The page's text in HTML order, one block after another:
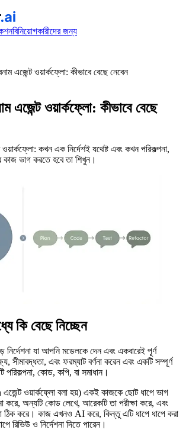
বিনিয়োগকারীদের জন্য
এজেন্ট ওয়ার্কফ্লো: কীভাবে বেছে নেবেন
এজেন্ট ওয়ার্কফ্লো: কীভাবে বেছে
কখন এক নির্দেশই যথেষ্ট এবং কখন পরিকল্পনা,
কাজ ভাগ করতে হবে তা শিখুন।
কি বেছে নিচ্ছেন
যা আপনি মডেলকে দেন এবং একবারেই পূর্ণ
এবং ফরম্যাট বর্ণনা করেন এবং একটি সম্পূর্ণ
কোড, কপি, বা সমাধান।
ওয়ার্কফ্লো বলা হয়) একই কাজকে ছোট ধাপে ভাগ
করে, অন্যটি কোড লেখে, আরেকটি তা পরীক্ষা করে, এবং
ঠিক করে। কাজ এখনও AI করে, কিন্তু এটি ধাপে ধাপে করা
রিভিউ ও নির্দেশনা দিতে পারেন।